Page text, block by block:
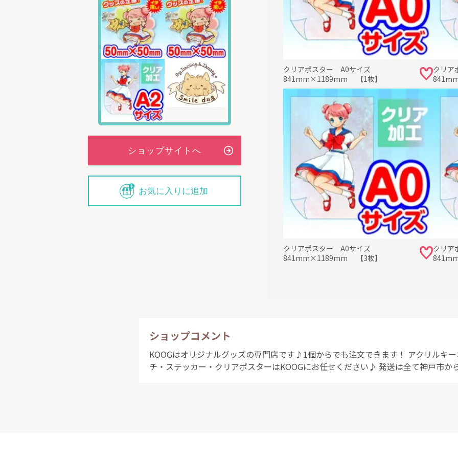
お気に入りに追加
クリアポスター A0サイズ
841mm×1189mm 【1枚】
クリ
クリアポスター A0サイズ
841mm×1189mm 【3枚】
クリ
ショップコメント
KOOGはオリジナルグッズの専門店です♪1個からでも注文できます！ アクリルキ
チ・ステッカー・クリアポスターはKOOGにお任せください♪ 発送は全て神戸市